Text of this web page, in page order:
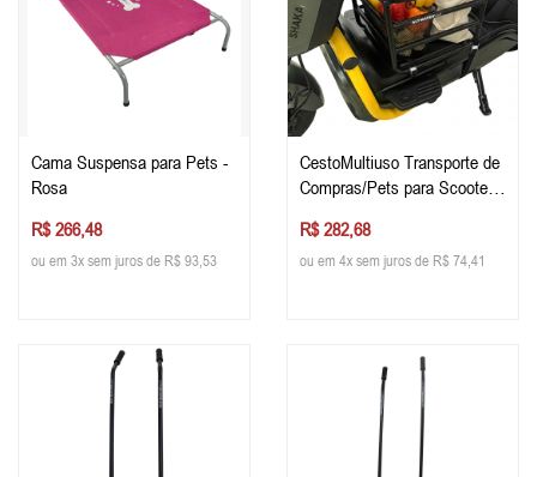
Cama Suspensa para Pets -
Rosa
R$ 266,48
ou em 3x sem juros de R$ 93,53
CestoMultiuso Transporte de
Compras/Pets para Scooter
R$ 282,68
ou em 4x sem juros de R$ 74,41